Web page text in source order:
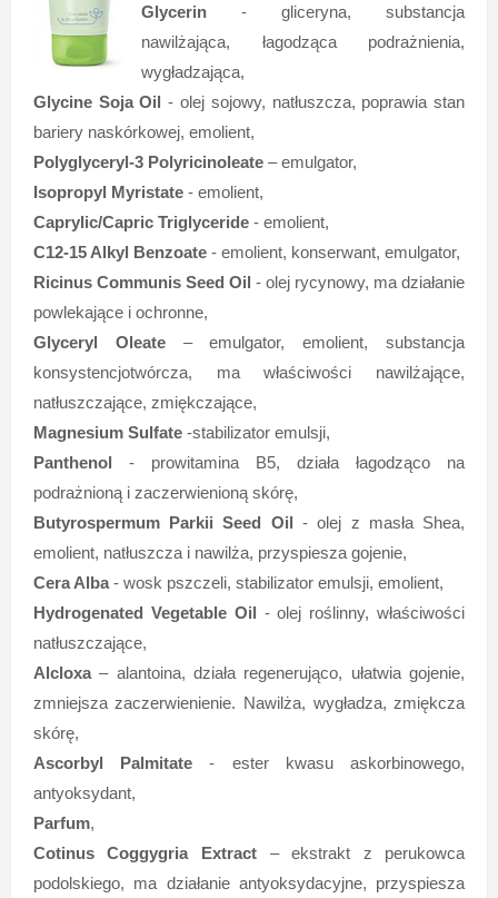
Glycerin- gliceryna, substancja
nawilżająca, łagodząca podrażnienia,
wygładzająca,
Glycine Soja Oil - olej sojowy, natłuszcza, poprawia stan
bariery naskórkowej, emolient,
Polyglyceryl-3 Polyricinoleate– emulgator,
Isopropyl Myristate- emolient,
Caprylic/Capric Triglyceride- emolient,
C12-15 Alkyl Benzoate- emolient, konserwant, emulgator,
Ricinus Communis Seed Oil - olej rycynowy, ma działanie
powlekające i ochronne,
Glyceryl Oleate– emulgator, emolient, substancja
konsystencjotwórcza, ma właściwości nawilżające,
natłuszczające, zmiękczające,
Magnesium Sulfate-stabilizator emulsji,
Panthenol - prowitamina B5, działa łagodząco na
podrażnioną i zaczerwienioną skórę,
Butyrospermum Parkii Seed Oil - olej z masła Shea,
emolient, natłuszcza i nawilża, przyspiesza gojenie,
Cera Alba- wosk pszczeli, stabilizator emulsji, emolient,
Hydrogenated Vegetable Oil - olej roślinny, właściwości
natłuszczające,
Alcloxa– alantoina, działa regenerująco, ułatwia gojenie,
zmniejsza zaczerwienienie. Nawilża, wygładza, zmiękcza
skórę,
Ascorbyl Palmitate- ester kwasu askorbinowego,
antyoksydant,
Parfum,
Cotinus Coggygria Extract – ekstrakt z perukowca
podolskiego, ma działanie antyoksydacyjne, przyspiesza